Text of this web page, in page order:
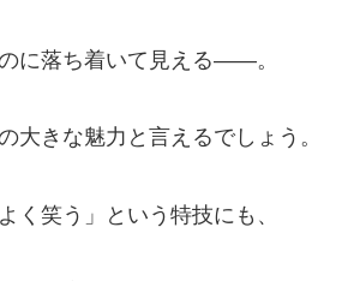
に落ち着いて見える――。
大きな魅力と言えるでしょう。
く笑う」という特技にも、